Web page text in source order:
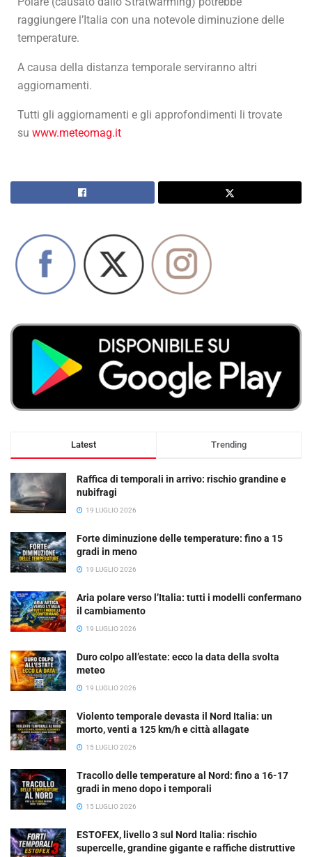
raggiungere l’Italia con una notevole diminuzione delle
temperature.
A causa della distanza temporale serviranno altri
aggiornamenti.
Tutti gli aggiornamenti e gli approfondimenti li trovate
su www.meteomag.it
Latest Trending
Raffica di temporali in arrivo: rischio grandine e
nubifragi
19 LUGLIO 2026
Forte diminuzione delle temperature: fino a 15
gradi in meno
19 LUGLIO 2026
Aria polare verso l’Italia: tutti i modelli confermano
il cambiamento
19 LUGLIO 2026
Duro colpo all’estate: ecco la data della svolta
meteo
19 LUGLIO 2026
Violento temporale devasta il Nord Italia: un
morto, venti a 125 km/h e città allagate
15 LUGLIO 2026
Tracollo delle temperature al Nord: fino a 16-17
gradi in meno dopo i temporali
15 LUGLIO 2026
ESTOFEX, livello 3 sul Nord Italia: rischio
supercelle, grandine gigante e raffiche distruttive